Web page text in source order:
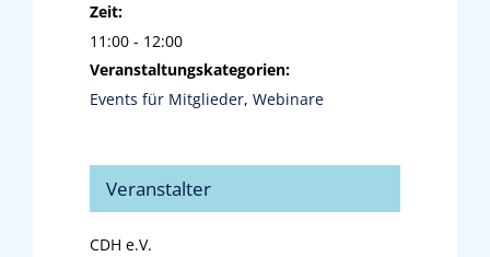
Zeit:
11:00 - 12:00
Veranstaltungskategorien:
Events für Mitglieder,Webinare
Veranstalter
CDH e.V.